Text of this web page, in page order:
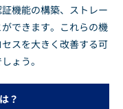
機能の構築、ストレー
できます。これらの機
スを大きく改善する可
ょう。
？